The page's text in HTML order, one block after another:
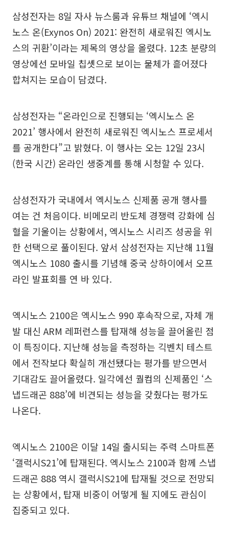
삼성전자는 8일 자사 뉴스룸과 유튜브 채널에 ‘엑시
노스 온(Exynos On) 2021: 완전히 새로워진 엑시노
스의 귀환’이라는 제목의 영상을 올렸다. 12초 분량의
영상에선 모바일 칩셋으로 보이는 물체가 흩어졌다
합쳐지는 모습이 담겼다.
삼성전자는 “온라인으로 진행되는 ‘엑시노스 온
2021’ 행사에서 완전히 새로워진 엑시노스 프로세서
를 공개한다”고 밝혔다. 이 행사는 오는 12일 23시
(한국 시간) 온라인 생중계를 통해 시청할 수 있다.
삼성전자가 국내에서 엑시노스 신제품 공개 행사를
여는 건 처음이다. 비메모리 반도체 경쟁력 강화에 심
혈을 기울이는 상황에서, 엑시노스 시리즈 성공을 위
한 선택으로 풀이된다. 앞서 삼성전자는 지난해 11월
엑시노스 1080 출시를 기념해 중국 상하이에서 오프
라인 발표회를 연 바 있다.
엑시노스 2100은 엑시노스 990 후속작으로, 자체 개
발 대신 ARM 레퍼런스를 탑재해 성능을 끌어올린 점
이 특징이다. 지난해 성능을 측정하는 긱벤치 테스트
에서 전작보다 확실히 개선됐다는 평가를 받으면서
기대감도 끌어올렸다. 일각에선 퀄컴의 신제품인 ‘스
냅드래곤 888’에 비견되는 성능을 갖췄다는 평가도
나온다.
엑시노스 2100은 이달 14일 출시되는 주력 스마트폰
‘갤럭시S21’에 탑재된다. 엑시노스 2100과 함께 스냅
드래곤 888 역시 갤럭시S21에 탑재될 것으로 전망되
는 상황에서, 탑재 비중이 어떻게 될 지에도 관심이
집중되고 있다.